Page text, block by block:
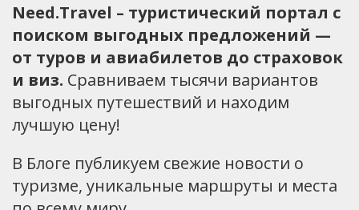
Need.Travel – туристический портал с
поиском выгодных предложений —
от туров и авиабилетов до страховок
и виз. Сравниваем тысячи вариантов
выгодных путешествий и находим
лучшую цену!
В Блоге публикуем свежие новости о
туризме, уникальные маршруты и места